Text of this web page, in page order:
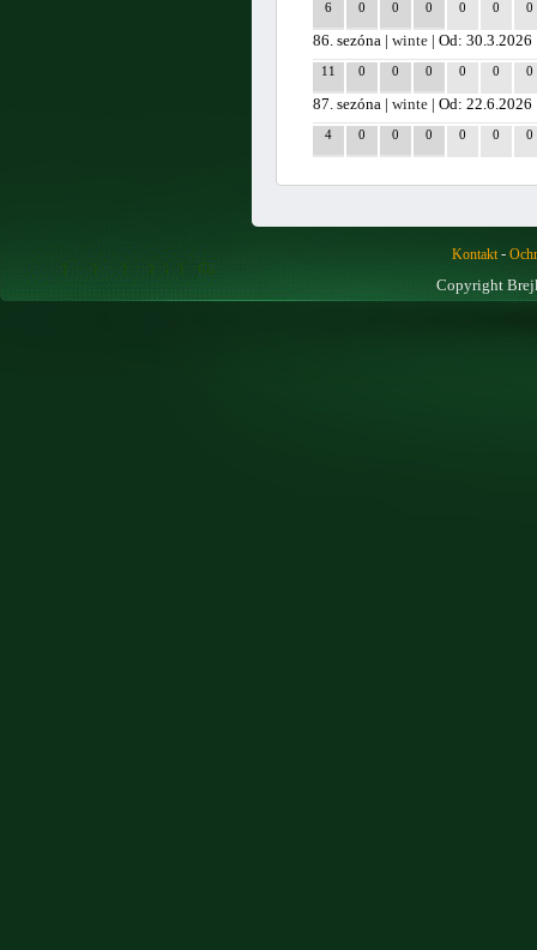
6 0 0 0 0 0 0
86. sezóna |winte | Od: 30.3.2026
11 0 0 0 0 0 0
87. sezóna |winte | Od: 22.6.2026
4 0 0 0 0 0 0
Kontakt-
Copyright